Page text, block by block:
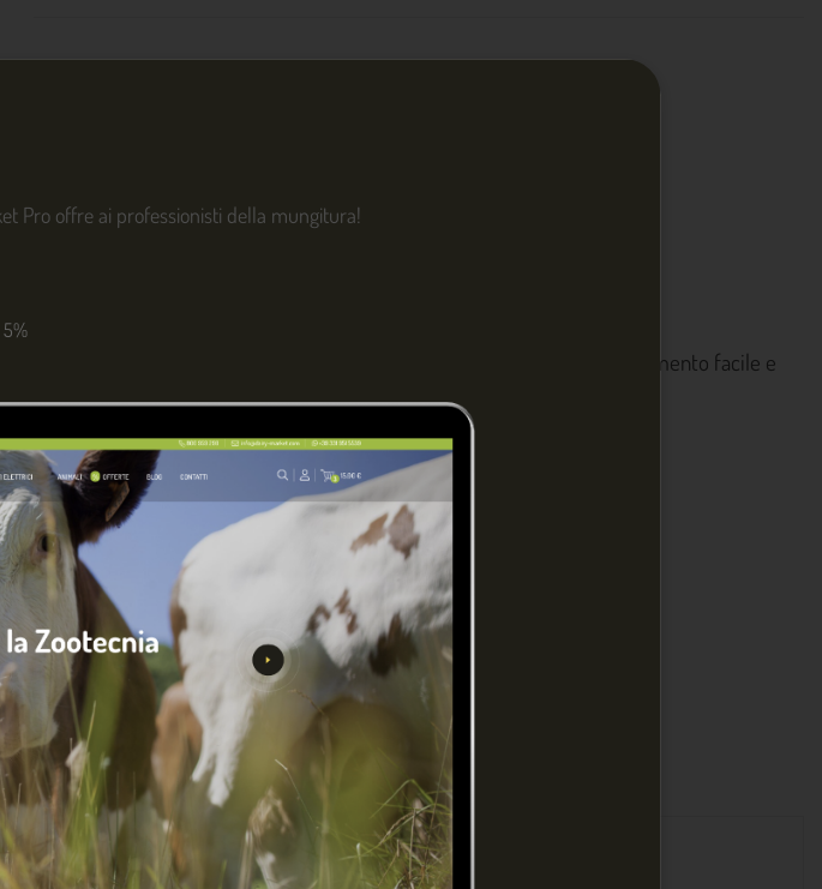
Acquista ora e ricevilo entro il 12 agosto 2026
Antisucchio medio regolabile con vite di fissaggio che assicura un adattamento facile e
>Visualizza altri dettagli prodotto
RECENSIONI
Sii il primo a scrivere una recensione !
Pro offre ai professionisti della mungitura!